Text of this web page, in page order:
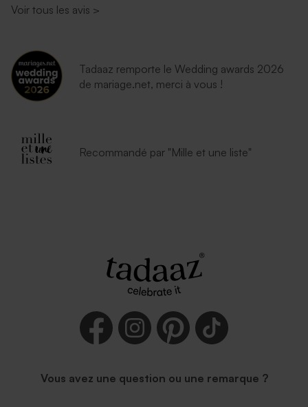
Voir tous les avis >
Tadaaz remporte le Wedding awards 2026
de mariage.net, merci à vous !
Recommandé par "Mille et une liste"
Vous avez une question ou une remarque ?